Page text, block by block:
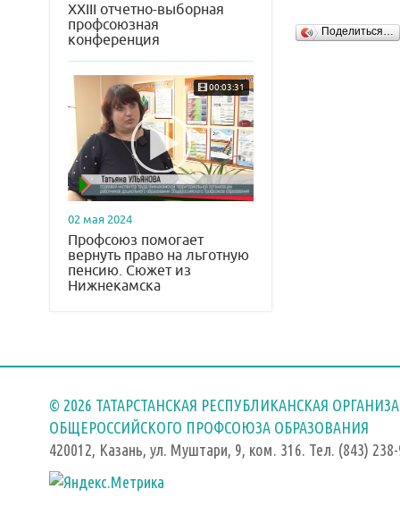
XXIII отчетно-выборная
профсоюзная
конференция
00:03:31
02 мая 2024
Профсоюз помогает
вернуть право на льготную
пенсию. Сюжет из
Нижнекамска
Поделиться…
© 2026 ТАТАРСТАНСКАЯ РЕСПУБЛИКАНСКАЯ
ОБЩЕРОССИЙСКОГО ПРОФСОЮЗА ОБРАЗОВАНИЯ
420012, Казань, ул. Муштари, 9, ком. 316. Тел. (843)